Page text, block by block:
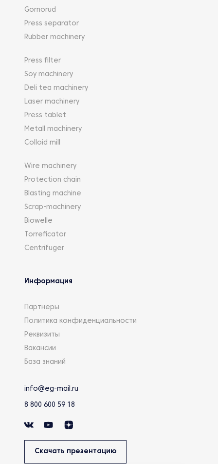
Gornorud
Press separator
Rubber machinery
Press filter
Soy machinery
Deli tea machinery
Laser machinery
Press tablet
Metall machinery
Colloid mill
Wire machinery
Protection chain
Blasting machine
Scrap-machinery
Biowelle
Torreficator
Centrifuger
Информация
Партнеры
Политика конфиденциальности
Реквизиты
Вакансии
База знаний
info@eg-mail.ru
8 800 600 59 18
Скачать презентацию